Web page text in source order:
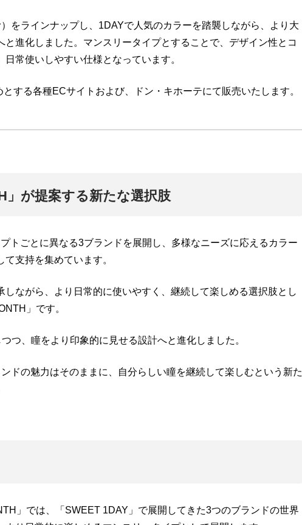
をラインナップし、1DAYで人気のカラーを踏襲しながら、より大
と進化しました。マンスリータイプとすることで、デザイン性とコ
常使いしやすい仕様となっています。
する各種ECサイトおよび、ドン・キホーテにて販売いたします。
」が提案する新たな選択肢
トごとに異なる3ブランドを展開し、多様なニーズに応えるカラー
支持を集めています。
しながら、より日常的に使いやすく、継続して楽しめる選択肢とし
」です。
つ、瞳をより印象的に見せる設計へと進化しました。
ドの魅力はそのままに、自分らしい瞳を継続して楽しむという新た
」では、「SWEET 1DAY」で展開してきた3つのブランドの世界